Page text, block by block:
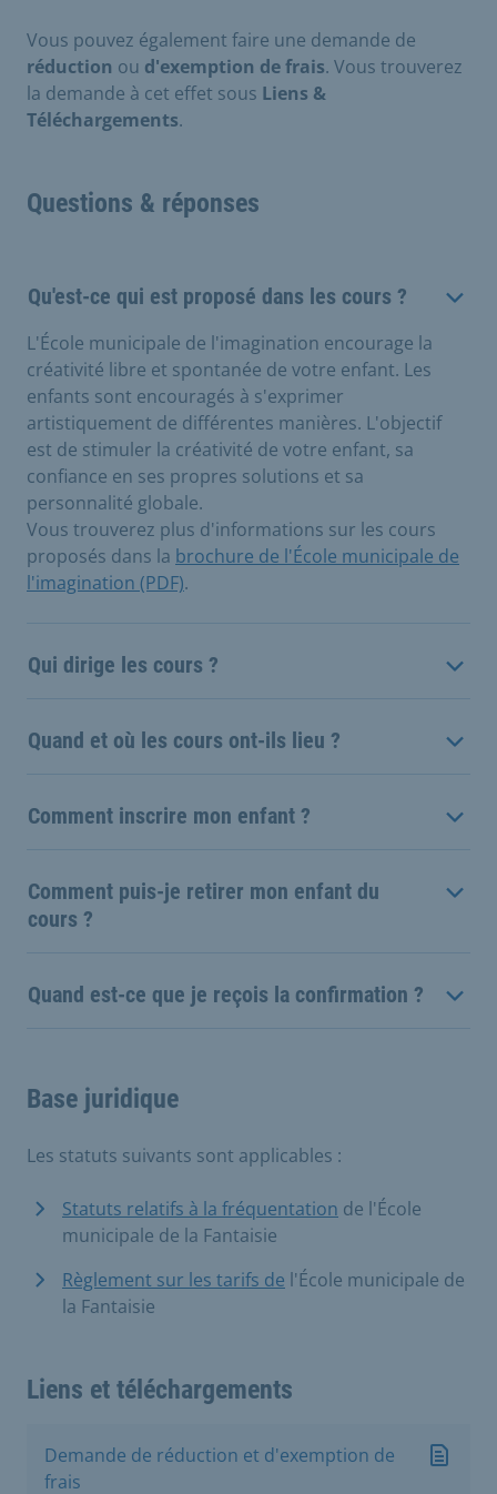
Vous pouvez également faire une demande de
réduction ou d'exemption de frais. Vous trouverez
la demande à cet effet sous Liens &
Téléchargements.
Questions & réponses
Qu'est-ce qui est proposé dans les cours ?
L'École municipale de l'imagination encourage la
créativité libre et spontanée de votre enfant. Les
enfants sont encouragés à s'exprimer
artistiquement de différentes manières. L'objectif
est de stimuler la créativité de votre enfant, sa
confiance en ses propres solutions et sa
personnalité globale.
Vous trouverez plus d'informations sur les cours
proposés dans la brochure de l'École municipale de
l'imagination (PDF).
Qui dirige les cours ?
Quand et où les cours ont-ils lieu ?
Comment inscrire mon enfant ?
Comment puis-je retirer mon enfant du
cours ?
Quand est-ce que je reçois la confirmation ?
Base juridique
Les statuts suivants sont applicables :
Statuts relatifs à la fréquentation de l'École
municipale de la Fantaisie
Règlement sur les tarifs de l'École municipale de
la Fantaisie
Liens et téléchargements
Demande de réduction et d'exemption de
frais